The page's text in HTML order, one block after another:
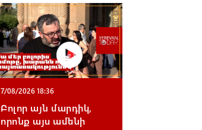
7/08/2026 18:36
Բոլոր այն մարդիկ,
որոնք այս ամենի